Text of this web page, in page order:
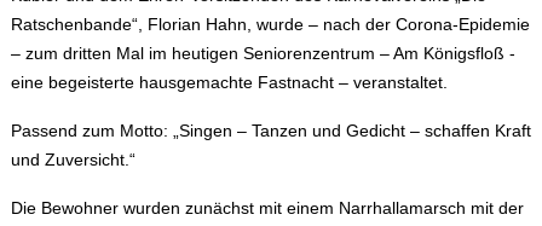
Ratschenbande“, Florian Hahn, wurde – nach der Corona-Epidemie
– zum dritten Mal im heutigen Seniorenzentrum – Am Königsfloß -
eine begeisterte hausgemachte Fastnacht – veranstaltet.
Passend zum Motto: „Singen – Tanzen und Gedicht – schaffen Kraft
und Zuversicht.“
Die Bewohner wurden zunächst mit einem Narrhallamarsch mit der